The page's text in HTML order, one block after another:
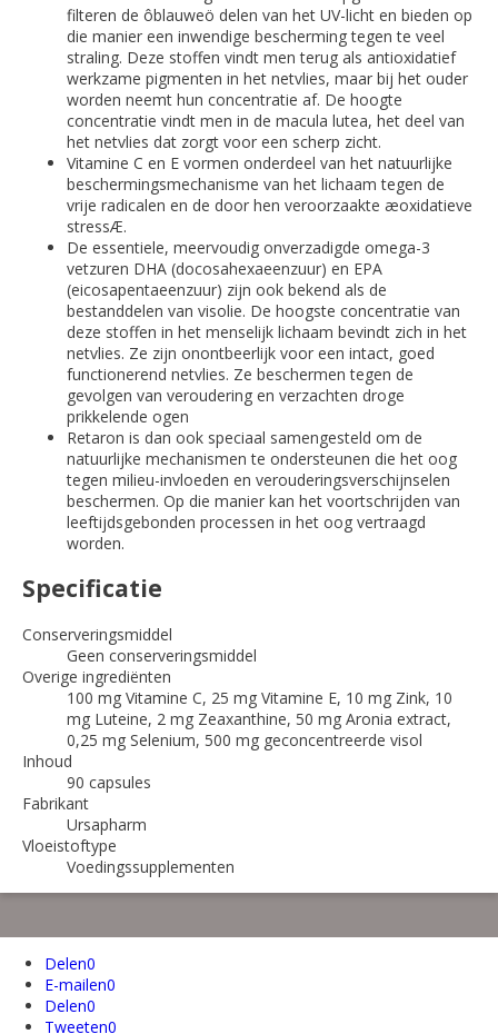
filteren de ôblauweö delen van het UV-licht en bieden op
die manier een inwendige bescherming tegen te veel
straling. Deze stoffen vindt men terug als antioxidatief
werkzame pigmenten in het netvlies, maar bij het ouder
worden neemt hun concentratie af. De hoogte
concentratie vindt men in de macula lutea, het deel van
het netvlies dat zorgt voor een scherp zicht.
Vitamine C en E vormen onderdeel van het natuurlijke
beschermingsmechanisme van het lichaam tegen de
vrije radicalen en de door hen veroorzaakte æoxidatieve
stressÆ.
De essentiele, meervoudig onverzadigde omega-3
vetzuren DHA (docosahexaeenzuur) en EPA
(eicosapentaeenzuur) zijn ook bekend als de
bestanddelen van visolie. De hoogste concentratie van
deze stoffen in het menselijk lichaam bevindt zich in het
netvlies. Ze zijn onontbeerlijk voor een intact, goed
functionerend netvlies. Ze beschermen tegen de
gevolgen van veroudering en verzachten droge
prikkelende ogen
Retaron is dan ook speciaal samengesteld om de
natuurlijke mechanismen te ondersteunen die het oog
tegen milieu-invloeden en verouderingsverschijnselen
beschermen. Op die manier kan het voortschrijden van
leeftijdsgebonden processen in het oog vertraagd
worden.
Specificatie
Conserveringsmiddel
Geen conserveringsmiddel
Overige ingrediënten
100 mg Vitamine C, 25 mg Vitamine E, 10 mg Zink, 10
mg Luteine, 2 mg Zeaxanthine, 50 mg Aronia extract,
0,25 mg Selenium, 500 mg geconcentreerde visol
Inhoud
90 capsules
Fabrikant
Ursapharm
Vloeistoftype
Voedingssupplementen
Delen0
E-mailen0
Delen0
Tweeten0